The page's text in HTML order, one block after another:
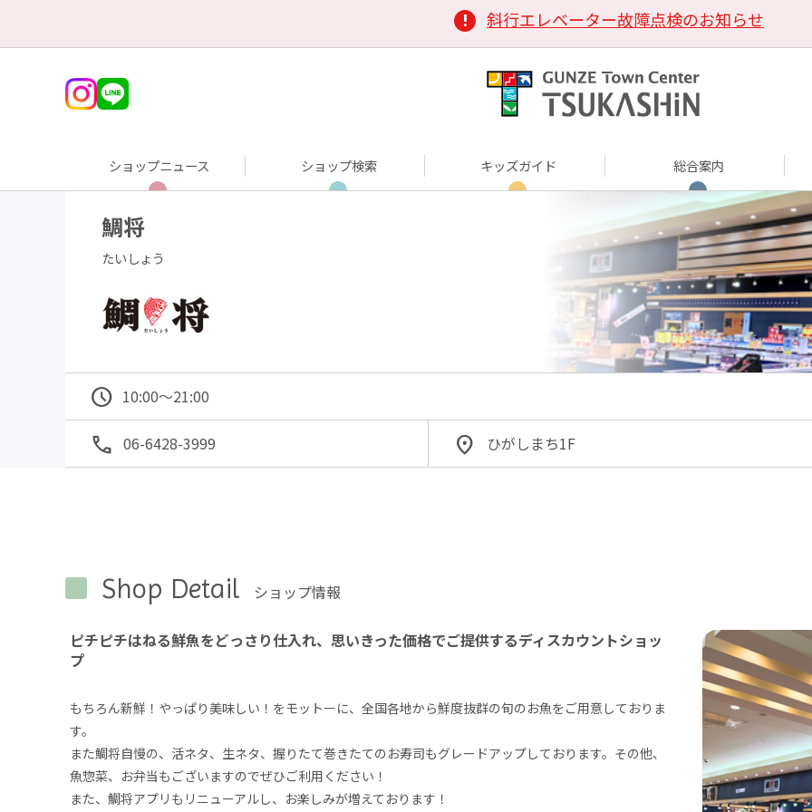
斜行エレベーター故障点検のお知らせ
ショップニュース ショップ検索 キッズガイド 総合案内
鯛将
たいしょう
06-6428-3999 ひがしまち1F
Shop Detail ショップ情報
ピチピチはねる鮮魚をどっさり仕入れ、思いきった価格でご提供するディスカウントショッ
プ
もちろん新鮮！やっぱり美味しい！をモットーに、全国各地から鮮度抜群の旬のお魚をご用意しておりま
す。
また鯛将自慢の、活ネタ、生ネタ、握りたて巻きたてのお寿司もグレードアップしております。その他、
魚惣菜、お弁当もございますのでぜひご利用ください！
また、鯛将アプリもリニューアルし、お楽しみが増えております！